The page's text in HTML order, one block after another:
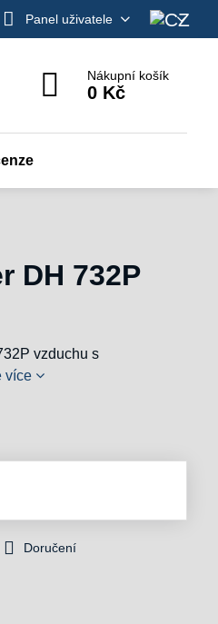
Panel uživatele
Nákupní košík
0 Kč
DH 732P
vzduchu s
více
Doručení